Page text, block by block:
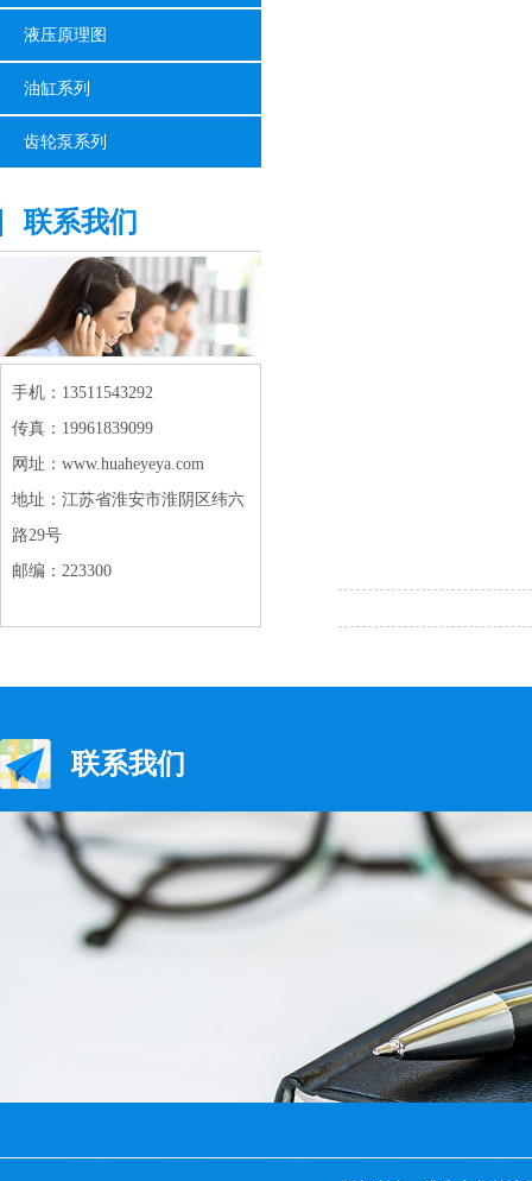
液压原理图
油缸系列
齿轮泵系列
联系我们
手机：13511543292
传真：19961839099
网址：www.huaheyeya.com
地址：江苏省淮安市淮阴区纬六
路29号
邮编：223300
联系我们